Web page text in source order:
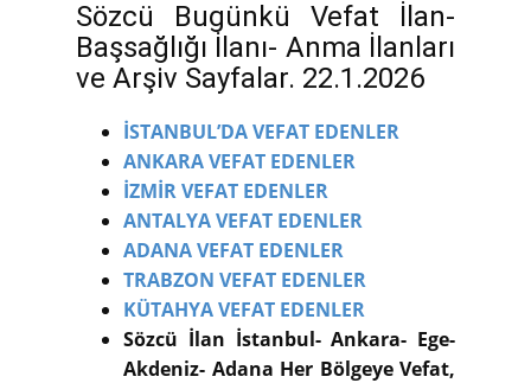
Sözcü Bugünkü Vefat İlan-
Başsağlığı İlanı- Anma İlanları
ve Arşiv Sayfalar. 22.1.2026
İSTANBUL’DA VEFAT EDENLER
ANKARA VEFAT EDENLER
İZMİR VEFAT EDENLER
ANTALYA VEFAT EDENLER
ADANA VEFAT EDENLER
TRABZON VEFAT EDENLER
KÜTAHYA VEFAT EDENLER
Sözcü İlan İstanbul- Ankara- Ege-
Akdeniz- Adana Her Bölgeye Vefat,